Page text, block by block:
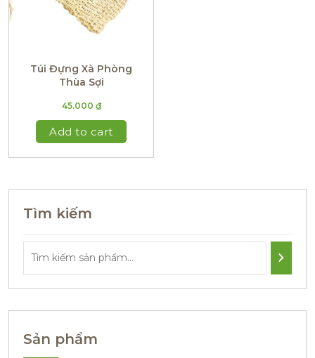
Túi Đựng Xà Phòng
Thùa Sợi
45.000 ₫
Add to cart
Tìm kiếm
Sản phẩm